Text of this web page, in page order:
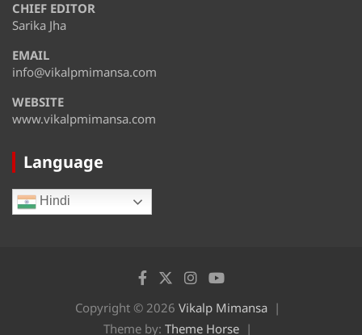
August 13
Thursday
August 14
Friday
CHIEF EDITOR
Sarika Jha
EMAIL
info@vikalpmimansa.com
WEBSITE
www.vikalpmimansa.com
Language
Hindi
Copyright © 2026 Vikalp Mimansa
Theme by: Theme Horse